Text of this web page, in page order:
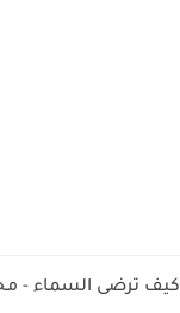
كيف ترضى السماء -